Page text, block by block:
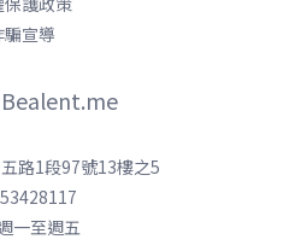
騙宣導
路1段97號13樓之5
一至週五